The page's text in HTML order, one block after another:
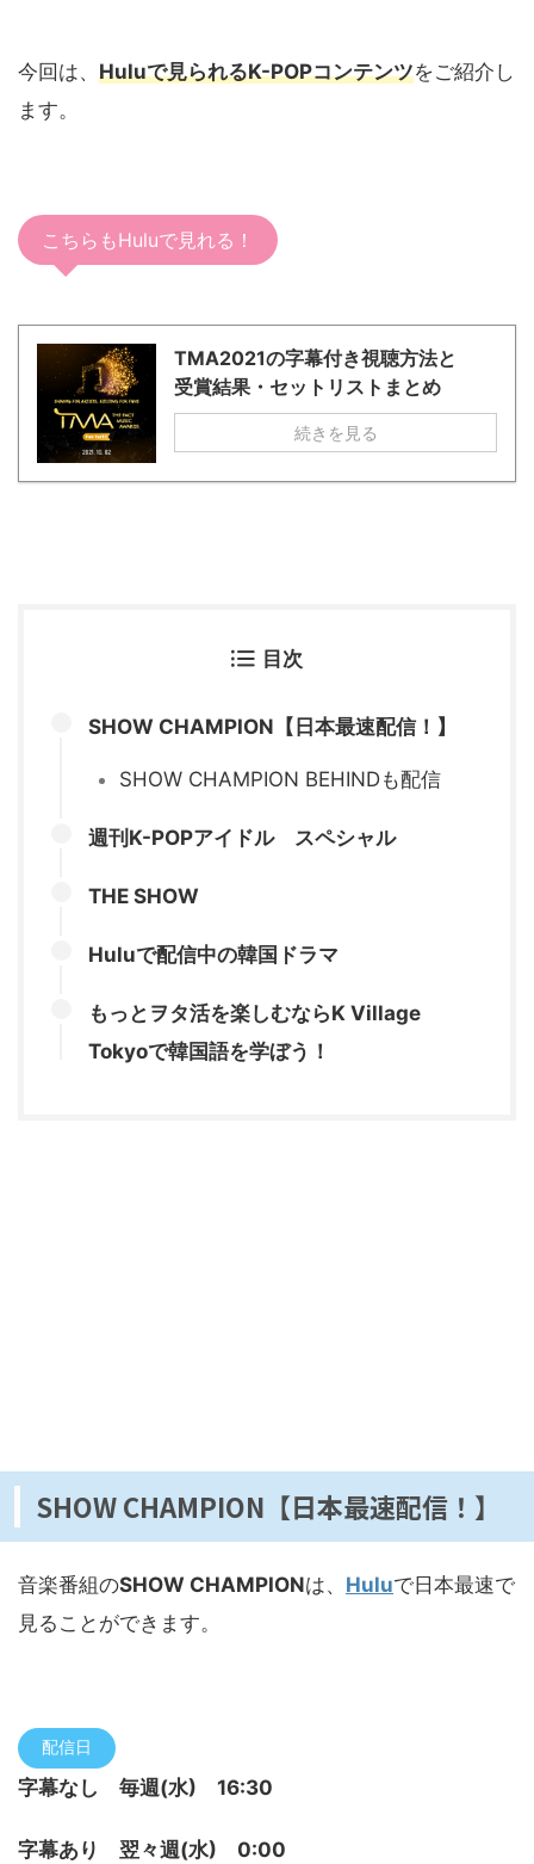
今回は、 Huluで見られるK-POPコンテンツをご紹介し
ます。
こちらもHuluで見れる！
TMA2021の字幕付き視聴方法と
受賞結果・セットリストまとめ
続きを見る
目次
SHOW CHAMPION【日本最速配信！】
SHOW CHAMPION BEHINDも配信
週刊K-POPアイドル スペシャル
THE SHOW
Huluで配信中の韓国ドラマ
もっとヲタ活を楽しむならK Village
Tokyoで韓国語を学ぼう！
SHOW CHAMPION【日本最速配信！】
音楽番組のSHOW CHAMPIONは、 Huluで日本最速で
見ることができます。
配信日
字幕なし 毎週(水) 16:30
字幕あり 翌々週(水) 0:00